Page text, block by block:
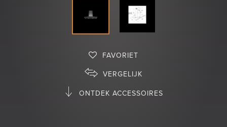
FAVORIET
VERGELIJK
ONTDEK ACCESSOIRES